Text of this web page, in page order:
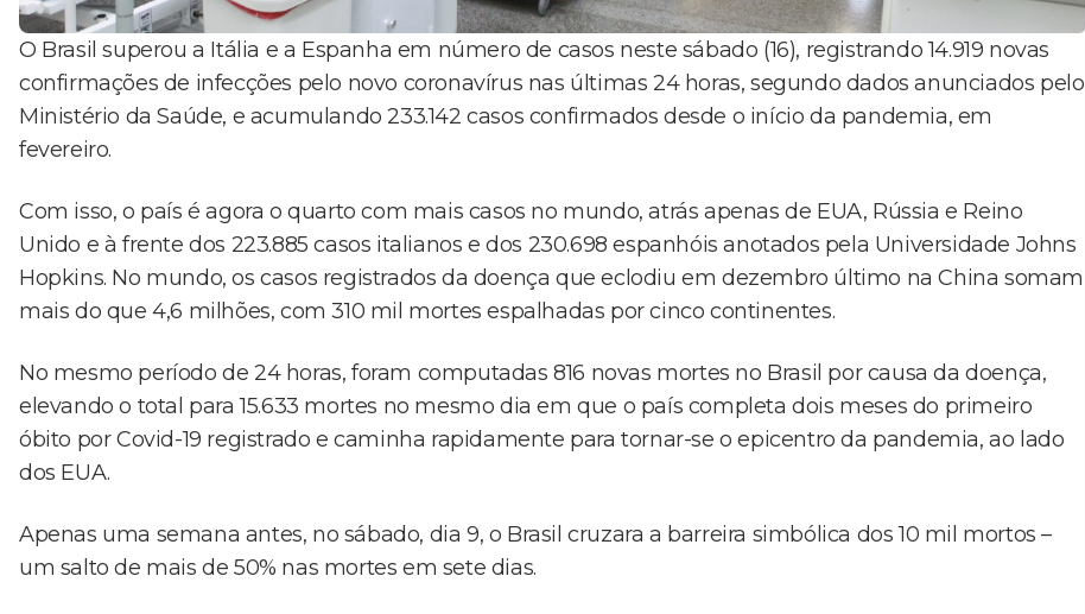
O Brasil superou a Itália e a Espanha em número de casos neste sábado (16), registrando 14.919 novas
confirmações de infecções pelo novo coronavírus nas últimas 24 horas, segundo dados anunciados pelo
Ministério da Saúde, e acumulando 233.142 casos confirmados desde o início da pandemia, em
fevereiro.
Com isso, o país é agora o quarto com mais casos no mundo, atrás apenas de EUA, Rússia e Reino
Unido e à frente dos 223.885 casos italianos e dos 230.698 espanhóis anotados pela Universidade Johns
Hopkins. No mundo, os casos registrados da doença que eclodiu em dezembro último na China somam
mais do que 4,6 milhões, com 310 mil mortes espalhadas por cinco continentes.
No mesmo período de 24 horas, foram computadas 816 novas mortes no Brasil por causa da doença,
elevando o total para 15.633 mortes no mesmo dia em que o país completa dois meses do primeiro
óbito por Covid-19 registrado e caminha rapidamente para tornar-se o epicentro da pandemia, ao lado
dos EUA.
Apenas uma semana antes, no sábado, dia 9, o Brasil cruzara a barreira simbólica dos 10 mil mortos –
um salto de mais de 50% nas mortes em sete dias.